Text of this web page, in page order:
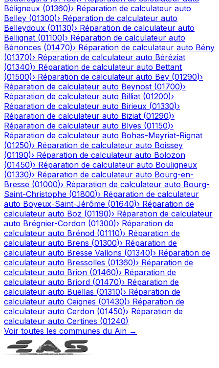
Béligneux (01360)› Réparation de calculateur auto
Belley (01300)› Réparation de calculateur auto
Belleydoux (01130)› Réparation de calculateur auto
Bellignat (01100)› Réparation de calculateur auto
Bénonces (01470)› Réparation de calculateur auto Bény
(01370)› Réparation de calculateur auto Béréziat
(01340)› Réparation de calculateur auto Bettant
(01500)› Réparation de calculateur auto Bey (01290)›
Réparation de calculateur auto Beynost (01700)›
Réparation de calculateur auto Billiat (01200)›
Réparation de calculateur auto Birieux (01330)›
Réparation de calculateur auto Biziat (01290)›
Réparation de calculateur auto Blyes (01150)›
Réparation de calculateur auto Bohas-Meyriat-Rignat
(01250)› Réparation de calculateur auto Boissey
(01190)› Réparation de calculateur auto Bolozon
(01450)› Réparation de calculateur auto Bouligneux
(01330)› Réparation de calculateur auto Bourg-en-
Bresse (01000)› Réparation de calculateur auto Bourg-
Saint-Christophe (01800)› Réparation de calculateur
auto Boyeux-Saint-Jérôme (01640)› Réparation de
calculateur auto Boz (01190)› Réparation de calculateur
auto Brégnier-Cordon (01300)› Réparation de
calculateur auto Brénod (01110)› Réparation de
calculateur auto Brens (01300)› Réparation de
calculateur auto Bresse Vallons (01340)› Réparation de
calculateur auto Bressolles (01360)› Réparation de
calculateur auto Brion (01460)› Réparation de
calculateur auto Briord (01470)› Réparation de
calculateur auto Buellas (01310)› Réparation de
calculateur auto Ceignes (01430)› Réparation de
calculateur auto Cerdon (01450)› Réparation de
calculateur auto Certines (01240)
Voir toutes les communes du Ain →